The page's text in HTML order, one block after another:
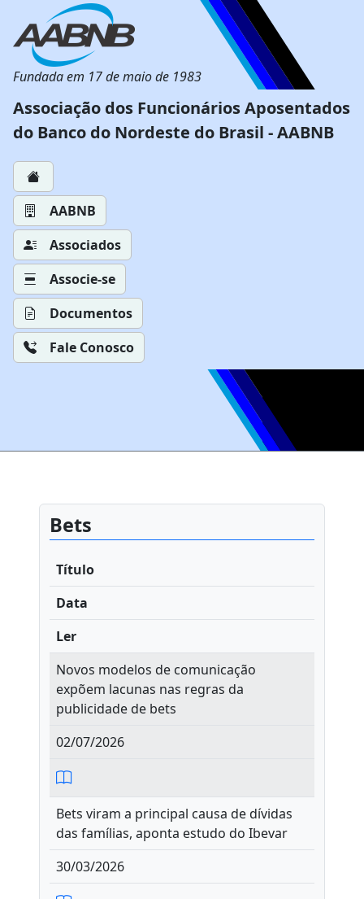
Fundada em 17 de maio de 1983
Associação dos Funcionários Aposentados
do Banco do Nordeste do Brasil - AABNB
AABNB
Associados
Associe-se
Documentos
Fale Conosco
Bets
Título
Data
Ler
Novos modelos de comunicação
expõem lacunas nas regras da
publicidade de bets
02/07/2026
Bets viram a principal causa de dívidas
das famílias, aponta estudo do Ibevar
30/03/2026